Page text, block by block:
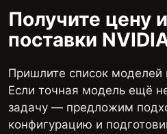
Получите цену
поставки
Пришлите список
Если точная модель ещё
задачу — предложим
конфигурацию и